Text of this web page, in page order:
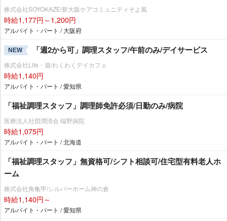
株式会社SOYOKAZE/新大阪ケアコミュニティそよ風
時給1,177円～1,200円
アルバイト・パート / 大阪府
NEW 「週2から可」調理スタッフ/午前のみ/デイサービス
株式会社Life・遊/わくわくデイカフェ
時給1,140円
アルバイト・パート / 愛知県
「福祉調理スタッフ」調理師免許必須/日勤のみ/病院
医療法人社団潤清会 端野病院
時給1,075円
アルバイト・パート / 北海道
「福祉調理スタッフ」無資格可/シフト相談可/住宅型有料老人ホ
ーム
株式会社角亀甲/シルバーホーム神の倉
時給1,140円～
アルバイト・パート / 愛知県